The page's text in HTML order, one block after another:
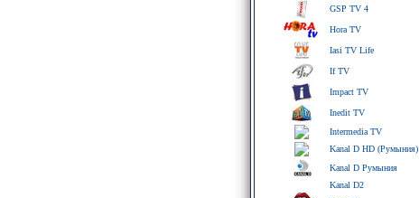
GSP TV 4
Hora TV
Iasi TV Life
If TV
Impact TV
Inedit TV
Intermedia TV
Kanal D HD (Румыния)
Kanal D Румыния
Kanal D2